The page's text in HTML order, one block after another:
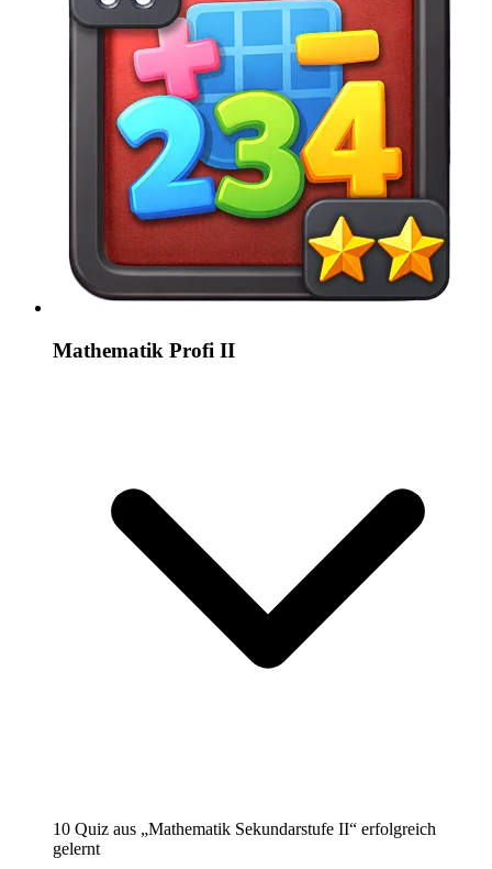
Mathematik Profi II
10 Quiz aus „Mathematik Sekundarstufe II“ erfolgreich
gelernt